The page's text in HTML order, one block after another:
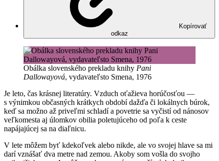
Kopírovať
odkaz
Obálka slovenského prekladu knihy Pani
Dallowayová, vydavateľsto Smena, 1976
Je leto, čas krásnej literatúry. Vzduch oťažieva horúčosťou —
s výnimkou občasných krátkych období dažďa či lokálnych búrok,
keď sa možno až priveľmi schladí a povetrie sa vyčistí od nánosov
veľkomesta aj úlomkov obilia poletujúceho od poľa k ceste
napájajúcej sa na diaľnicu.
V lete môžem byť kdekoľvek alebo nikde, ale vo svojej hlave sa mi
darí vznášať dva metre nad zemou. Akoby som vošla do svojho